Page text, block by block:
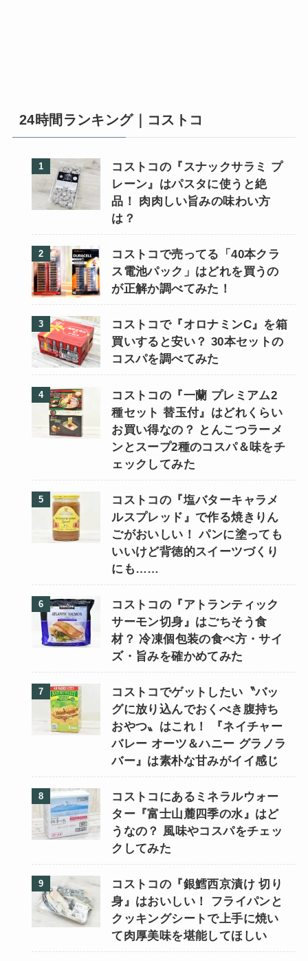
24時間ランキング｜コストコ
コストコの『スナックサラミ プ
レーン』はパスタに使うと絶
品！ 肉肉しい旨みの味わい方
は？
コストコで売ってる「40本クラ
ス電池パック」はどれを買うの
が正解か調べてみた！
コストコで『オロナミンC』を箱
買いすると安い？ 30本セットの
コスパを調べてみた
コストコの『一蘭 プレミアム2
種セット 替玉付』はどれくらい
お買い得なの？ とんこつラーメ
ンとスープ2種のコスパ＆味をチ
ェックしてみた
コストコの『塩バターキャラメ
ルスプレッド』で作る焼きりん
ごがおいしい！ パンに塗っても
いいけど背徳的スイーツづくり
にも……
コストコの『アトランティック
サーモン切身』はごちそう食
材？ 冷凍個包装の食べ方・サイ
ズ・旨みを確かめてみた
コストコでゲットしたい〝バッ
グに放り込んでおくべき腹持ち
おやつ〟はこれ！ 『ネイチャー
バレー オーツ＆ハニー グラノラ
バー』は素朴な甘みがイイ感じ
コストコにあるミネラルウォー
ター『富士山麓四季の水』はど
うなの？ 風味やコスパをチェッ
クしてみた
コストコの『銀鱈西京漬け 切り
身』はおいしい！ フライパンと
クッキングシートで上手に焼い
て肉厚美味を堪能してほしい